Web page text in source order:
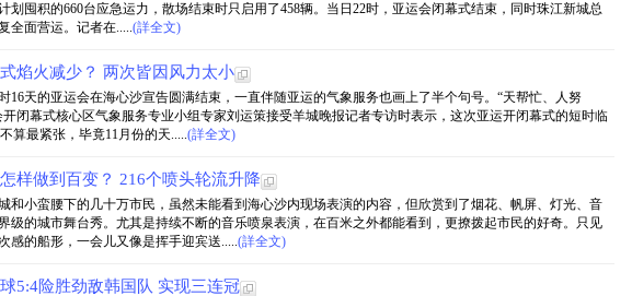
划囤积的660台应急运力，散场结束时只启用了458辆。当日22时，亚运会闭幕式结束，同时珠江新城总
全面营运。记者在.....(詳全文)
焰火减少？ 两次皆因风力太小
16天的亚运会在海心沙宣告圆满结束，一直伴随亚运的气象服务也画上了半个句号。“天帮忙、人努
开闭幕式核心区气象服务专业小组专家刘运策接受羊城晚报记者专访时表示，这次亚运开闭幕式的短时临
算最紧张，毕竟11月份的天.....(詳全文)
样做到百变？ 216个喷头轮流升降
和小蛮腰下的几十万市民，虽然未能看到海心沙内现场表演的内容，但欣赏到了烟花、帆屏、灯光、音
级的城市舞台秀。尤其是持续不断的音乐喷泉表演，在百米之外都能看到，更撩拨起市民的好奇。只见
感的船形，一会儿又像是挥手迎宾送.....(詳全文)
5:4险胜劲敌韩国队 实现三连冠